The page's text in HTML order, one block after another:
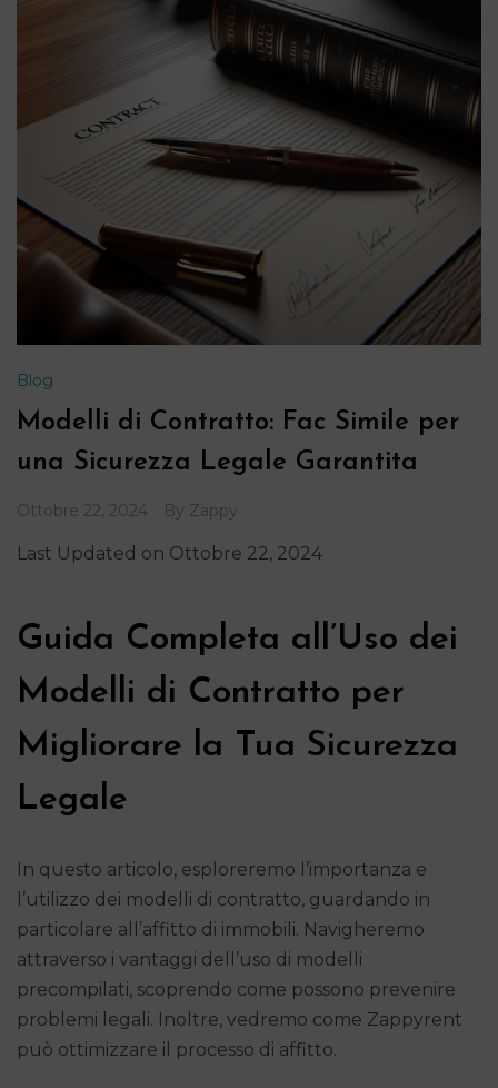
Blog
Modelli di Contratto: Fac Simile per
una Sicurezza Legale Garantita
Ottobre 22, 2024 By Zappy
Last Updated on Ottobre 22, 2024
Guida Completa all’Uso dei
Modelli di Contratto per
Migliorare la Tua Sicurezza
Legale
In questo articolo, esploreremo l’importanza e
l’utilizzo dei modelli di contratto, guardando in
particolare all’affitto di immobili. Navigheremo
attraverso i vantaggi dell’uso di modelli
precompilati, scoprendo come possono prevenire
problemi legali. Inoltre, vedremo come Zappyrent
può ottimizzare il processo di affitto.